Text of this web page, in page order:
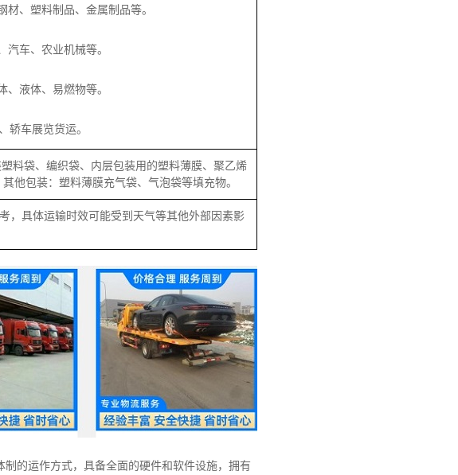
、塑料制品、金属制品等。
车、农业机械等。
液体、易燃物等。
轿车展览货运。
料袋、编织袋、内层包装用的塑料薄膜、聚乙烯
他包装：塑料薄膜充气袋、气泡袋等填充物。
，具体运输时效可能受到天气等其他外部因素影
的运作方式，具备全面的硬件和软件设施，拥有